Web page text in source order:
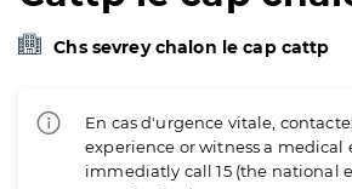
Chs sevrey chalon le cap cattp
En cas d'urgence vitale,
experience or witness a medical
immediatly call 15 (the national